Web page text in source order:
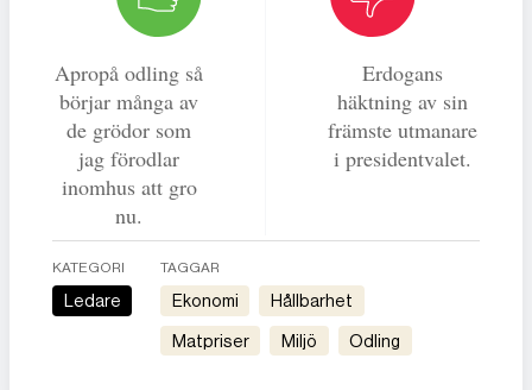
Apropå odling så
börjar många av
de grödor som
jag förodlar
inomhus att gro
nu.
Erdogans
häktning av sin
främste utmanare
i presidentvalet.
KATEGORI
Ledare
TAGGAR
Ekonomi Hållbarhet
Matpriser Miljö Odling